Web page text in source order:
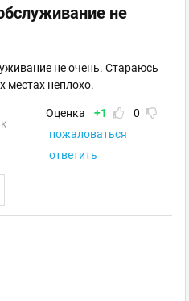
не
не очень. Стараюсь
местах неплохо.
Оценка +1
0
пожаловаться
ответить